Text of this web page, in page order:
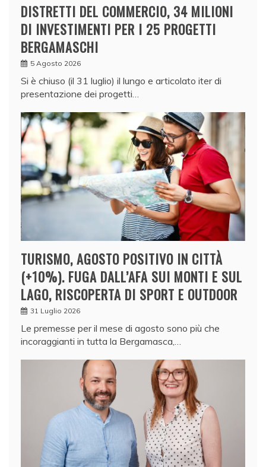
DISTRETTI DEL COMMERCIO, 34 MILIONI
DI INVESTIMENTI PER I 25 PROGETTI
BERGAMASCHI
5 Agosto 2026
Si è chiuso (il 31 luglio) il lungo e articolato iter di
presentazione dei progetti…
TURISMO, AGOSTO POSITIVO IN CITTÀ
(+10%). FUGA DALL’AFA SUI MONTI E SUL
LAGO, RISCOPERTA DI SPORT E OUTDOOR
31 Luglio 2026
Le premesse per il mese di agosto sono più che
incoraggianti in tutta la Bergamasca,…